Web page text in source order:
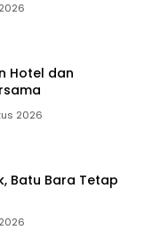
Hotel dan
2026
Batu Bara Tetap